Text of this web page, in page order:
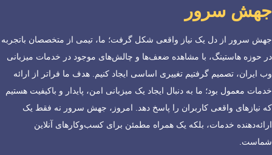
جهش سرور
جهش سرور از دل یک نیاز واقعی شکل گرفت؛ ما، تیمی از متخصصان باتجربه
در حوزه هاستینگ، با مشاهده ضعف‌ها و چالش‌های موجود در خدمات میزبانی
وب ایران، تصمیم گرفتیم تغییری اساسی ایجاد کنیم. هدف ما فراتر از ارائه
خدمات معمول بود؛ ما به دنبال ایجاد یک میزبانی امن، پایدار و باکیفیت هستیم
که نیازهای واقعی کاربران را پاسخ دهد. امروز، جهش سرور نه فقط یک
ارائه‌دهنده خدمات، بلکه یک همراه مطمئن برای کسب‌وکارهای آنلاین
شماست.